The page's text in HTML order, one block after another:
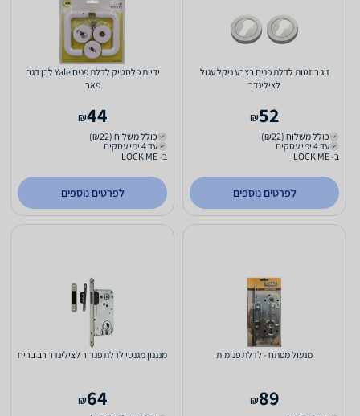
זוג רוזטות לדלת פנים בצבע ניקל עגול
לצילינדר
52
₪
כולל משלוח (₪22)
עד 4 ימי עסקים
ב- LOCK ME
לפרטים נוספים
ידיות פלסטיק לדלת פנים Yale לבן דגם
פאר
44
₪
כולל משלוח (₪22)
עד 4 ימי עסקים
ב- LOCK ME
לפרטים נוספים
מנעול מפתח - לדלת פנימית
89
₪
מנגנון מגנטי לדלת פנדור לצילינדר רב בריח
64
₪